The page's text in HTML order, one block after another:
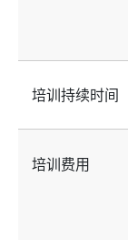
培训持续时间
培训费用